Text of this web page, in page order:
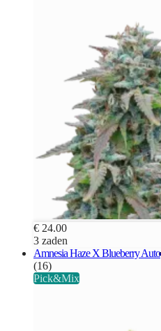
€ 24.00
3 zaden
Amnesia Haze X Blueberry Auto
(16)
Pick&Mix